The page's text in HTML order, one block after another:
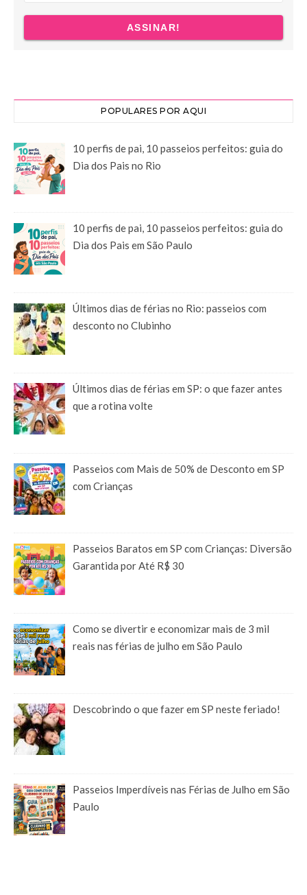
POPULARES POR AQUI
10 perfis de pai, 10 passeios perfeitos: guia do
Dia dos Pais no Rio
10 perfis de pai, 10 passeios perfeitos: guia do
Dia dos Pais em São Paulo
Últimos dias de férias no Rio: passeios com
desconto no Clubinho
Últimos dias de férias em SP: o que fazer antes
que a rotina volte
Passeios com Mais de 50% de Desconto em SP
com Crianças
Passeios Baratos em SP com Crianças: Diversão
Garantida por Até R$ 30
Como se divertir e economizar mais de 3 mil
reais nas férias de julho em São Paulo
Descobrindo o que fazer em SP neste feriado!
Passeios Imperdíveis nas Férias de Julho em São
Paulo